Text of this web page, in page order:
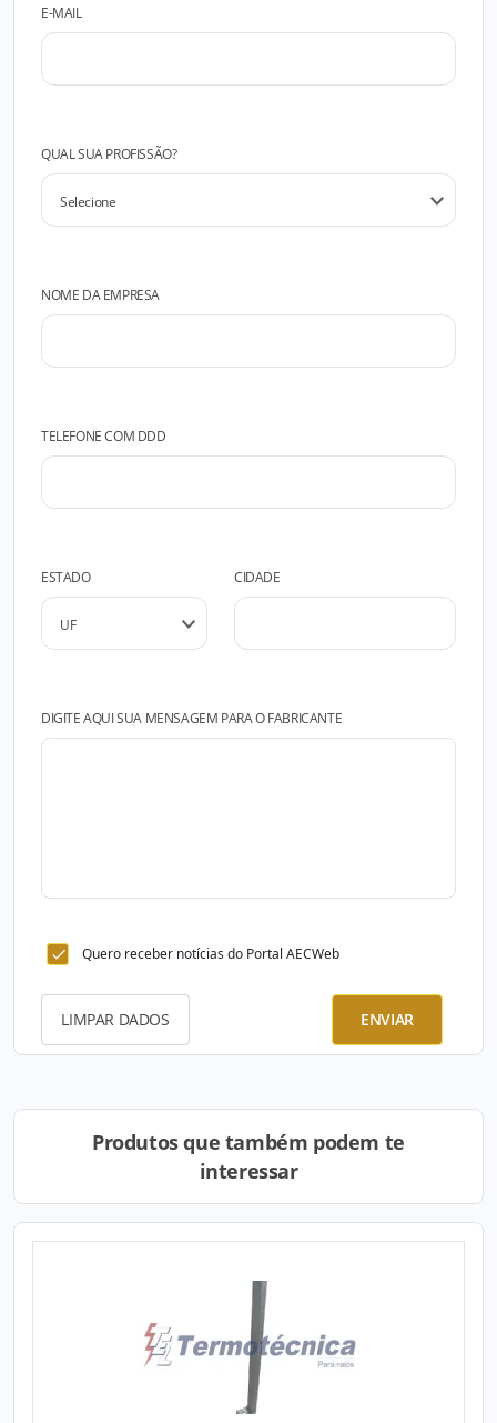
E-MAIL
QUAL SUA PROFISSÃO?
NOME DA EMPRESA
TELEFONE COM DDD
ESTADO CIDADE
DIGITE AQUI SUA MENSAGEM PARA O FABRICANTE
Quero receber notícias do Portal AECWeb
LIMPAR DADOS ENVIAR
Produtos que também podem te
interessar